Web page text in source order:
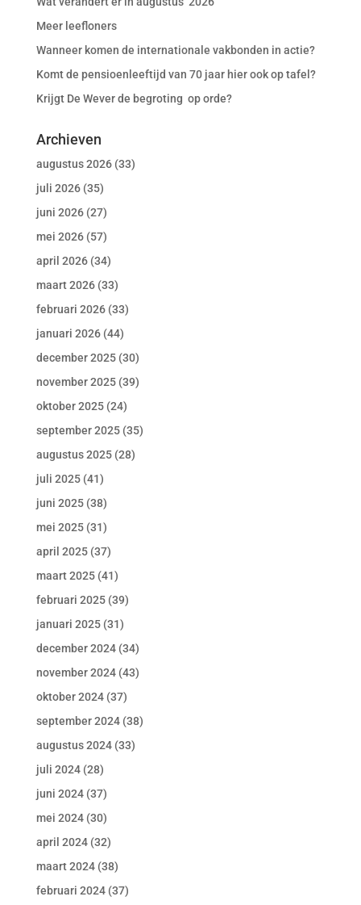
Meer leefloners
Wanneer komen de internationale vakbonden in actie?
Komt de pensioenleeftijd van 70 jaar hier ook op tafel?
Krijgt De Wever de begroting op orde?
Archieven
augustus 2026(33)
juli 2026(35)
juni 2026(27)
mei 2026(57)
april 2026(34)
maart 2026(33)
februari 2026(33)
januari 2026(44)
december 2025(30)
november 2025(39)
oktober 2025(24)
september 2025(35)
augustus 2025(28)
juli 2025(41)
juni 2025(38)
mei 2025(31)
april 2025(37)
maart 2025(41)
februari 2025(39)
januari 2025(31)
december 2024(34)
november 2024(43)
oktober 2024(37)
september 2024(38)
augustus 2024(33)
juli 2024(28)
juni 2024(37)
mei 2024(30)
april 2024(32)
maart 2024(38)
februari 2024(37)